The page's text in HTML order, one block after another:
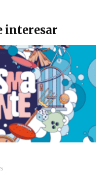
interesar